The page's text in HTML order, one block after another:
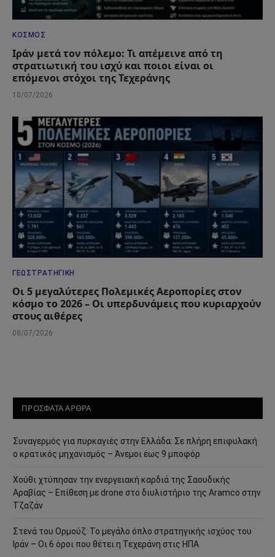
ΚΌΣΜΟΣ
Ιράν μετά τον πόλεμο: Τι απέμεινε από τη
στρατιωτική του ισχύ και ποιοι είναι οι
επόμενοι στόχοι της Τεχεράνης
10/07/2026
ΓΕΩΣΤΡΑΤΗΓΙΚΉ
Οι 5 μεγαλύτερες Πολεμικές Αεροπορίες στον
κόσμο το 2026 – Οι υπερδυνάμεις που κυριαρχούν
στους αιθέρες
08/07/2026
ΠΡΟΣΦΑΤΑ ΑΡΘΡΑ
Συναγερμός για πυρκαγιές στην Ελλάδα: Σε πλήρη επιφυλακή
ο κρατικός μηχανισμός – Άνεμοι έως 9 μποφόρ
Χούθι χτύπησαν την ενεργειακή καρδιά της Σαουδικής
Αραβίας – Επίθεση με drone στο διυλιστήριο της Aramco στην
Τζαζάν
Στενά του Ορμούζ: Το μεγάλο όπλο στρατηγικής ισχύος του
Ιράν – Οι 6 όροι που θέτει η Τεχεράνη στις ΗΠΑ